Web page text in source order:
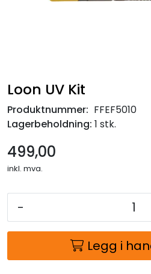
Loon UV Kit
Produktnummer: FFEF5010
Lagerbeholdning: 1 stk.
499,00
inkl. mva.
-
Legg i